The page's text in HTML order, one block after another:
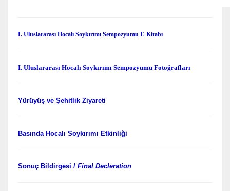
I. Uluslararası Hocalı Soykırımı Sempozyumu E-Kitabı
I. Uluslararası Hocalı Soykırımı Sempozyumu Fotoğrafları
Yürüyüş ve Şehitlik Ziyareti
Basında Hocalı Soykırımı Etkinliği
Sonuç Bildirgesi / Final Decleration